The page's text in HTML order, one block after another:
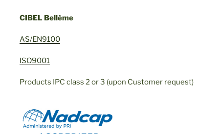
CIBEL Bellème
AS/EN9100
ISO9001
Products IPC class 2 or 3 (upon Customer request)